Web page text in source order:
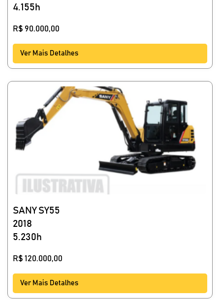
4.155h
R$ 90.000,00
Ver Mais Detalhes
SANY SY55
2018
5.230h
R$ 120.000,00
Ver Mais Detalhes